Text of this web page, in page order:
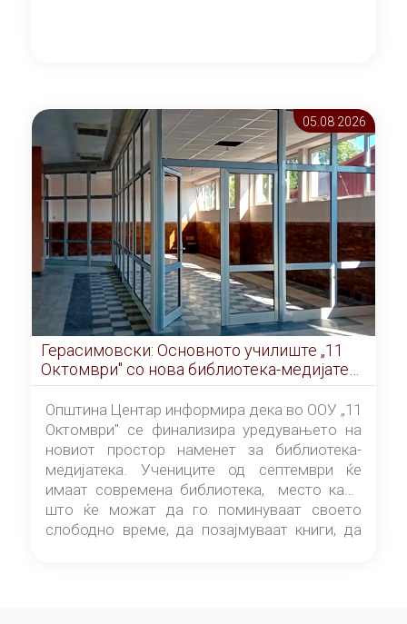
05.08 2026
Герасимовски: Основното училиште „11
Октомври" со нова библиотека-медијатека
од септември
Општина Центар информира дека во ООУ „11
Октомври" се финализира уредувањето на
новиот простор наменет за библиотека-
медијатека. Учениците од септември ќе
имаат современа библиотека, место каде
што ќе можат да го поминуваат своето
слободно време, да позајмуваат книги, да